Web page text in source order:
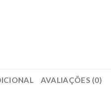
AVALIAÇÕES (0)